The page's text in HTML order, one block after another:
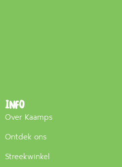
Info
Over Kaamps
Ontdek ons
Streekwinkel